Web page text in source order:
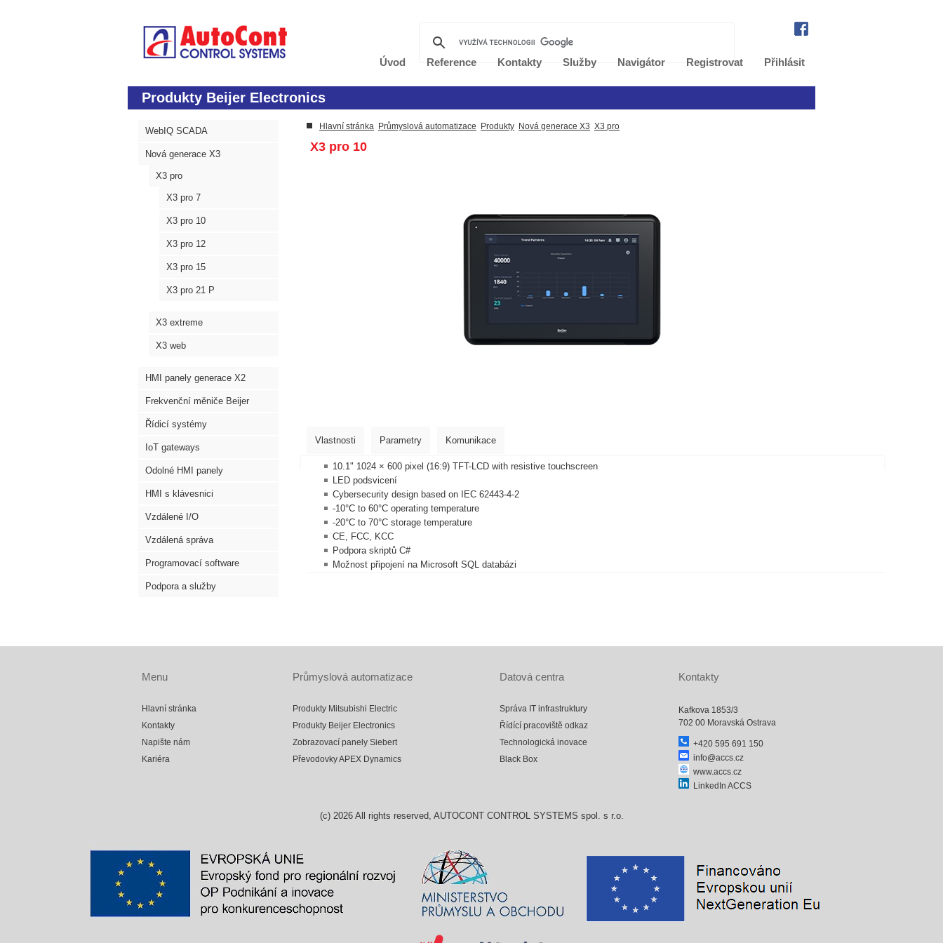
Úvod Reference Kontakty Služby Navigátor Registrovat Přihlásit
Produkty Beijer Electronics
WebIQ SCADA
Nová generace X3
X3 pro
X3 pro 7
X3 pro 10
X3 pro 12
X3 pro 15
X3 pro 21 P
X3 extreme
X3 web
HMI panely generace X2
Frekvenční měniče Beijer
Řídicí systémy
IoT gateways
Odolné HMI panely
HMI s klávesnici
Vzdálené I/O
Vzdálená správa
Programovací software
Podpora a služby
Hlavní stránka Průmyslová automatizace Produkty Nová generace X3 X3 pro
X3 pro 10
Vlastnosti Parametry Komunikace
10.1" 1024 × 600 pixel (16:9) TFT-LCD with resistive touchscreen
LED podsvicení
Cybersecurity design based on IEC 62443-4-2
-10°C to 60°C operating temperature
-20°C to 70°C storage temperature
CE, FCC, KCC
Podpora skriptů C#
Možnost připojení na Microsoft SQL databázi
Menu
Hlavní stránka
Kontakty
Napište nám
Kariéra
Průmyslová automatizace
Produkty Mitsubishi Electric
Produkty Beijer Electronics
Zobrazovací panely Siebert
Převodovky APEX Dynamics
Datová centra
Správa IT infrastruktury
Řídící pracoviště odkaz
Technologická inovace
Black Box
Kontakty
Kafkova 1853/3
702 00 Moravská Ostrava
+420 595 691 150
info@accs.cz
www.accs.cz
LinkedIn ACCS
(c) 2026All rights reserved, AUTOCONT CONTROL SYSTEMS spol. s r.o.